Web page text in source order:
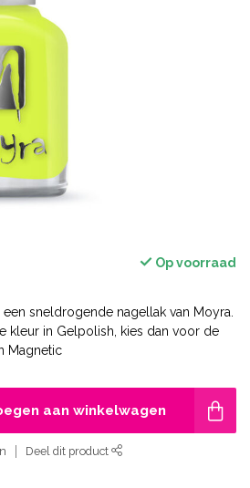
Op voorraad
sneldrogende nagellak van Moyra.
kleur in Gelpolish, kies dan voor de
Magnetic
aan winkelwagen
Deel dit product